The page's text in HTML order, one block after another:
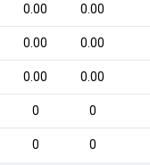
0.00 0.00
0.00 0.00
0.00 0.00
0 0
0 0